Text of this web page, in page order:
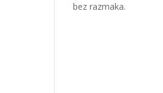
bez razmaka.